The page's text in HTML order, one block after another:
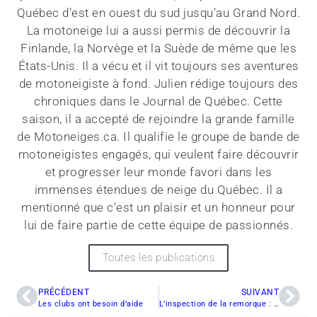
Québec d’est en ouest du sud jusqu’au Grand Nord.
La motoneige lui a aussi permis de découvrir la
Finlande, la Norvège et la Suède de même que les
États-Unis. Il a vécu et il vit toujours ses aventures
de motoneigiste à fond. Julien rédige toujours des
chroniques dans le Journal de Québec. Cette
saison, il a accepté de rejoindre la grande famille
de Motoneiges.ca. Il qualifie le groupe de bande de
motoneigistes engagés, qui veulent faire découvrir
et progresser leur monde favori dans les
immenses étendues de neige du Québec. Il a
mentionné que c’est un plaisir et un honneur pour
lui de faire partie de cette équipe de passionnés.
Toutes les publications
PRÉCÉDENT
Les clubs ont besoin d’aide
SUIVANT
L’inspection de la remorque : éviter les problèmes